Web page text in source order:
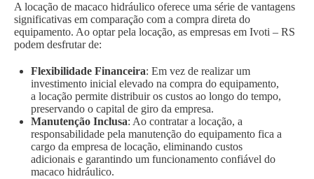
A locação de macaco hidráulico oferece uma série de vantagens
significativas em comparação com a compra direta do
equipamento. Ao optar pela locação, as empresas em Ivoti – RS
podem desfrutar de:
Flexibilidade Financeira: Em vez de realizar um
investimento inicial elevado na compra do equipamento,
a locação permite distribuir os custos ao longo do tempo,
preservando o capital de giro da empresa.
Manutenção Inclusa: Ao contratar a locação, a
responsabilidade pela manutenção do equipamento fica a
cargo da empresa de locação, eliminando custos
adicionais e garantindo um funcionamento confiável do
macaco hidráulico.